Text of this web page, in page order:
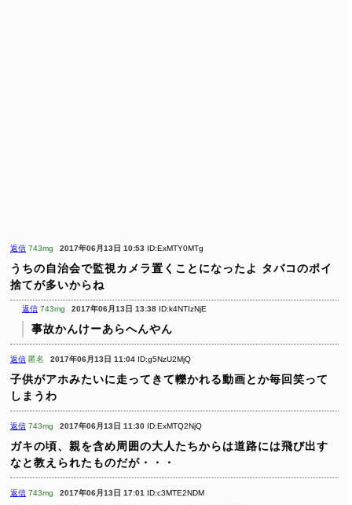
返信 743mg 2017年06月13日 10:53 ID:ExMTY0MTg
うちの自治会で監視カメラ置くことになったよ タバコのポイ
捨てが多いからね
返信 743mg 2017年06月13日 13:38 ID:k4NTIzNjE
事故かんけーあらへんやん
返信 匿名 2017年06月13日 11:04 ID:g5NzU2MjQ
子供がアホみたいに走ってきて轢かれる動画とか毎回笑って
しまうわ
返信 743mg 2017年06月13日 11:30 ID:ExMTQ2NjQ
ガキの頃、親を含め周囲の大人たちからは道路には飛び出す
なと教えられたものだが・・・
返信 743mg 2017年06月13日 17:01 ID:c3MTE2NDM